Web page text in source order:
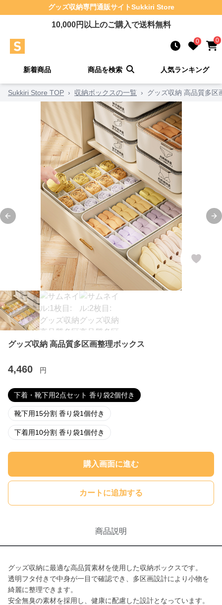
グッズ収納専門通販サイトSukkiri Store
10,000円以上のご購入で送料無料
0 0
新着商品 商品を検索 人気ランキング
Sukkiri Store TOP › 収納ボックスの一覧 › グッズ収納 高品質多区
Previous slide
グッズ収納 高品質多区画整理ボックス
4,460 円
下着・靴下用2点セット 香り袋2個付き
靴下用15分割 香り袋1個付き
下着用10分割 香り袋1個付き
購入画面に進む
カートに追加する
商品説明
グッズ収納に最適な高品質素材を使用した収納ボックスです。
透明フタ付きで中身が一目で確認でき、多区画設計により小物を
綺麗に整理できます。
安全無臭の素材を採用し、健康に配慮した設計となっています。